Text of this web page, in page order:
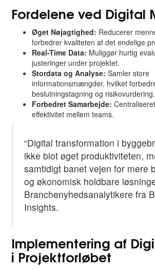
Fordelene ved Digital
Øget Nøjagtighed: Reducerer
forbedrer kvaliteten af det endelige
Real-Time Data: Muliggør hurtig
justeringer under projektet.
Stordata og Analyse: Samler store
informationsmængder, hvilket
beslutningstagning og risikovurdering.
Forbedret Samarbejde:
effektivitet mellem teams.
“Digital transformation i
ikke blot øget produktiviteten,
samtidigt banet vejen for mere
og økonomisk holdbare
Branchenyhedsanalytikere fra
Insights.
Implementering af
i Projektforløbet